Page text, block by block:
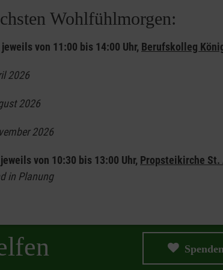
Wohlfühlmorgen:
von 11:00 bis 14:00 Uhr, Berufskolleg
2026
2026
2026
von 10:30 bis 13:00 Uhr, Propsteikirche
in Planung
Spenden